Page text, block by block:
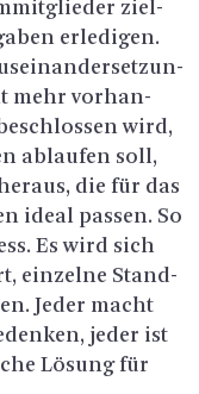
ziel­
er­le­di­gen.
mehr vor­han­
wird,
ab­lau­fen soll,
die für das
ideal pas­sen. So
Es wird sich
ein­zel­ne Stand­
Jeder macht
jeder ist
Lö­sung für